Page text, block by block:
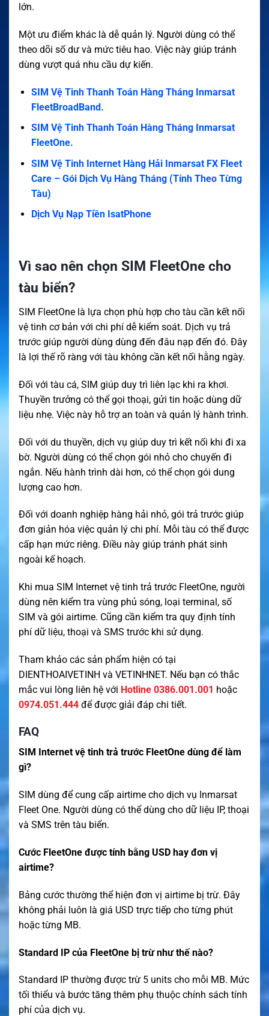
lớn.
Một ưu điểm khác là dễ quản lý. Người dùng có thể
theo dõi số dư và mức tiêu hao. Việc này giúp tránh
dùng vượt quá nhu cầu dự kiến.
SIM Vệ Tinh Thanh Toán Hàng Tháng Inmarsat
FleetBroadBand.
SIM Vệ Tinh Thanh Toán Hàng Tháng Inmarsat
FleetOne.
SIM Vệ Tinh Internet Hàng Hải Inmarsat FX Fleet
Care – Gói Dịch Vụ Hàng Tháng (Tính Theo Từng
Tàu)
Dịch Vụ Nạp Tiền IsatPhone
Vì sao nên chọn SIM FleetOne cho
tàu biển?
SIM FleetOne là lựa chọn phù hợp cho tàu cần kết nối
vệ tinh cơ bản với chi phí dễ kiểm soát. Dịch vụ trả
trước giúp người dùng dùng đến đâu nạp đến đó. Đây
là lợi thế rõ ràng với tàu không cần kết nối hằng ngày.
Đối với tàu cá, SIM giúp duy trì liên lạc khi ra khơi.
Thuyền trưởng có thể gọi thoại, gửi tin hoặc dùng dữ
liệu nhẹ. Việc này hỗ trợ an toàn và quản lý hành trình.
Đối với du thuyền, dịch vụ giúp duy trì kết nối khi đi xa
bờ. Người dùng có thể chọn gói nhỏ cho chuyến đi
ngắn. Nếu hành trình dài hơn, có thể chọn gói dung
lượng cao hơn.
Đối với doanh nghiệp hàng hải nhỏ, gói trả trước giúp
đơn giản hóa việc quản lý chi phí. Mỗi tàu có thể được
cấp hạn mức riêng. Điều này giúp tránh phát sinh
ngoài kế hoạch.
Khi mua SIM Internet vệ tinh trả trước FleetOne, người
dùng nên kiểm tra vùng phủ sóng, loại terminal, số
SIM và gói airtime. Cũng cần kiểm tra quy định tính
phí dữ liệu, thoại và SMS trước khi sử dụng.
Tham khảo các sản phẩm hiện có tại
DIENTHOAIVETINH và VETINHNET. Nếu bạn có thắc
mắc vui lòng liên hệ với Hotline 0386.001.001 hoặc
0974.051.444 để được giải đáp chi tiết.
FAQ
SIM Internet vệ tinh trả trước FleetOne dùng để làm
gì?
SIM dùng để cung cấp airtime cho dịch vụ Inmarsat
Fleet One. Người dùng có thể dùng cho dữ liệu IP, thoại
và SMS trên tàu biển.
Cước FleetOne được tính bằng USD hay đơn vị
airtime?
Bảng cước thường thể hiện đơn vị airtime bị trừ. Đây
không phải luôn là giá USD trực tiếp cho từng phút
hoặc từng MB.
Standard IP của FleetOne bị trừ như thế nào?
Standard IP thường được trừ 5 units cho mỗi MB. Mức
tối thiểu và bước tăng thêm phụ thuộc chính sách tính
phí của dịch vụ.